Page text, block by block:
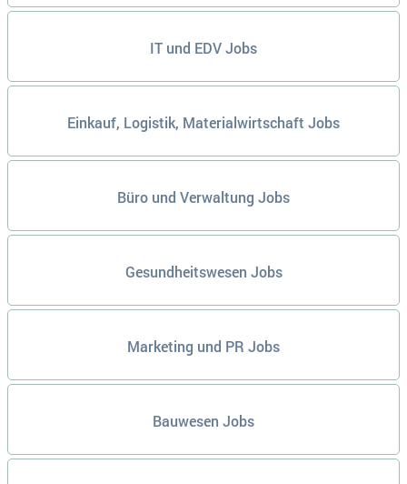
IT und EDV Jobs
Einkauf, Logistik, Materialwirtschaft Jobs
Büro und Verwaltung Jobs
Gesundheitswesen Jobs
Marketing und PR Jobs
Bauwesen Jobs